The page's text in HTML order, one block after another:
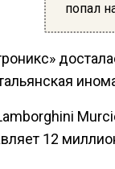
попал
12